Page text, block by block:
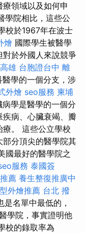
領域以及如何申
學院相比，這些公
校於1967年在波士
燴 國際學生被醫學
於外國人來說競爭
雄 台胞證台中 離
學的一個分支，涉
外燴 seo服務 柬埔
病學是醫學的一個分
病、心臟衰竭、瓣
。 這些公立學校
分頂尖的醫學院其
國最好的醫學院之
服務 泰國簽
薦 養生整復推廣中
外燴推薦 台北 撥
名單中最低的，
學院，事實證明他
校的錄取率為